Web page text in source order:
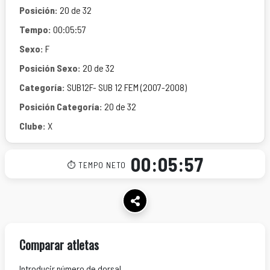
Posición: 20 de 32
Tempo: 00:05:57
Sexo: F
Posición Sexo: 20 de 32
Categoría: SUB12F- SUB 12 FEM (2007-2008)
Posición Categoría: 20 de 32
Clube: X
⏱ TEMPO NETO 00:05:57
Comparar atletas